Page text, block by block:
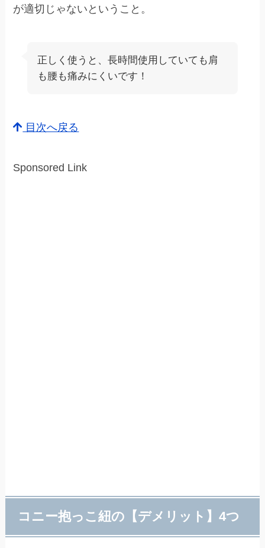
が適切じゃないということ。
正しく使うと、長時間使用していても肩
も腰も痛みにくいです！
目次へ戻る
Sponsored Link
コニー抱っこ紐の【デメリット】4つ